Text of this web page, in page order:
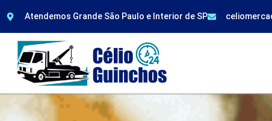
Atendemos Grande São Paulo e Interior de SP